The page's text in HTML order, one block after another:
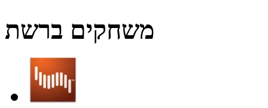
משחקים ברשת